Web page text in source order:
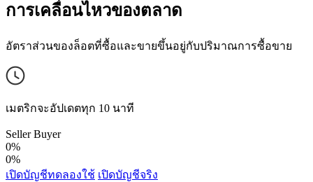
การเคลื่อนไหวของตลาด
อัตราส่วนของล็อตที่ซื้อและขายขึ้นอยู่กับปริมาณการซื้อขาย
เมตริกจะอัปเดตทุก 10 นาที
Seller Buyer
0%
0%
เปิดบัญชีทดลองใช้ เปิดบัญชีจริง